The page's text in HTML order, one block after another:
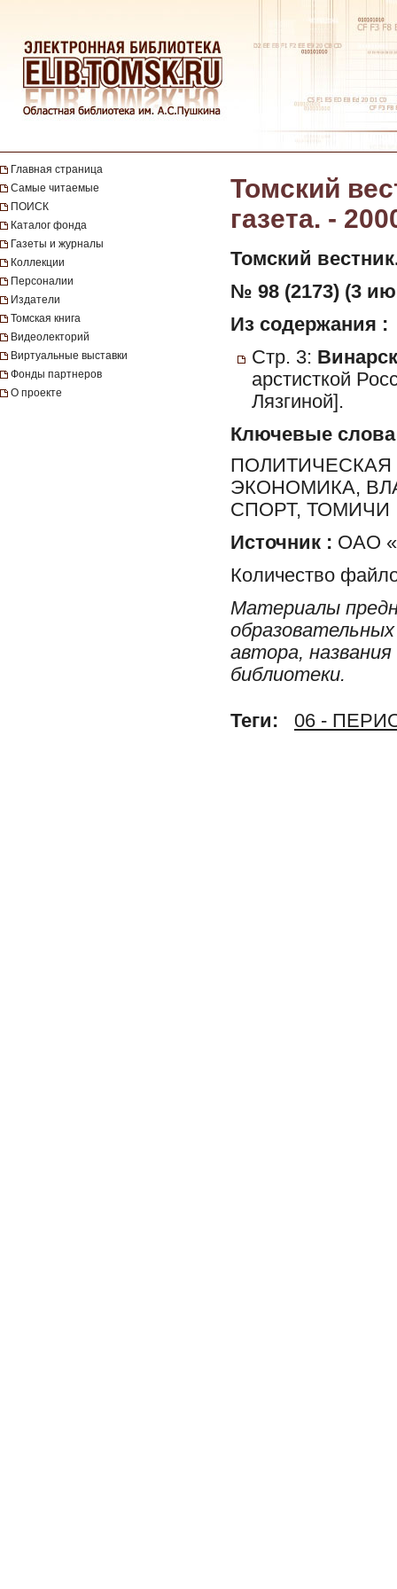
Главная страница
Самые читаемые
ПОИСК
Каталог фонда
Газеты и журналы
Коллекции
Персоналии
Издатели
Томская книга
Видеолекторий
Виртуальные выставки
Фонды партнеров
О проекте
Томский
газета. -
Томский
№ 98 (2173) (3
Из содержания :
Стр. 3:
арстисткой
Лязгиной].
Ключевые слова
ЭКОНОМИКА,
СПОРТ, ТОМИЧИ
Источник : ОАО
Количество
Материалы
автора,
библиотеки.
Теги: 06 -